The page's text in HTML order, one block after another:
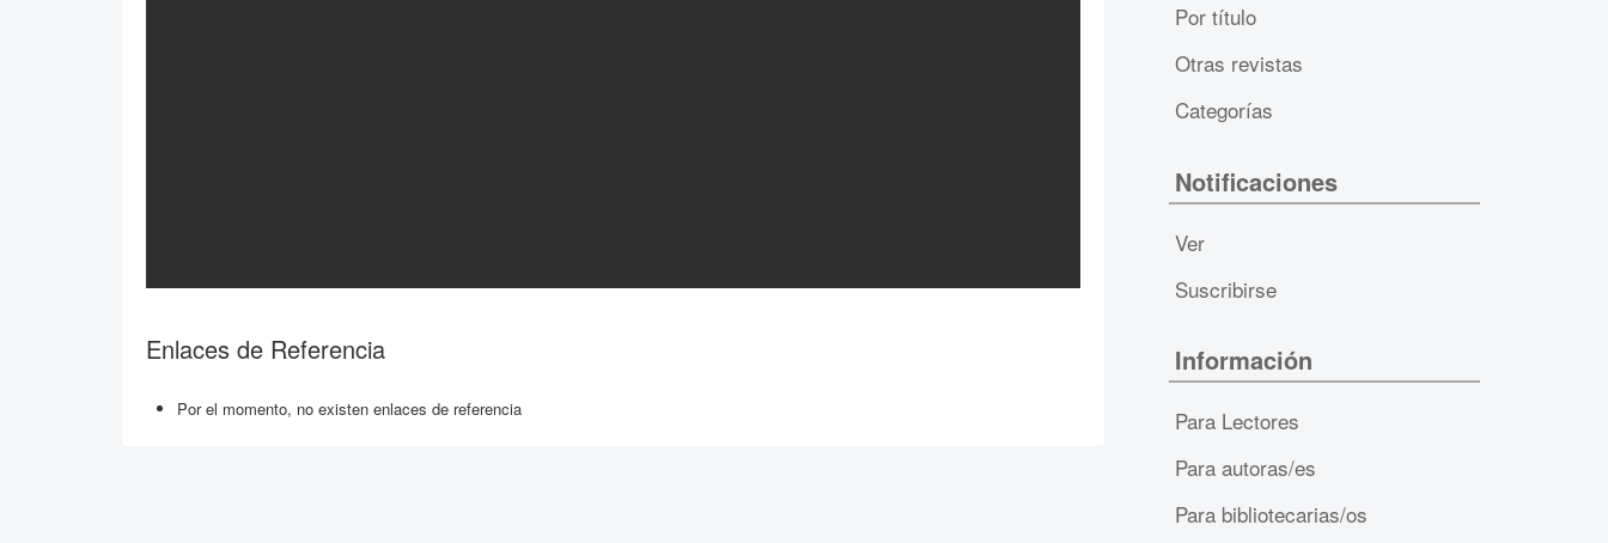
Enlaces de Referencia
Por el momento, no existen enlaces de referencia
Por título
Otras revistas
Categorías
Notificaciones
Ver
Suscribirse
Información
Para Lectores
Para autoras/es
Para bibliotecarias/os